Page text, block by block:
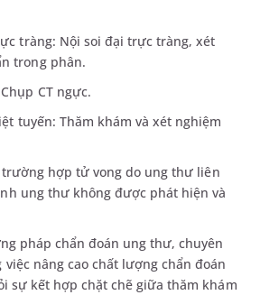
tràng: Nội soi đại trực tràng, xét
trong phân.
CT ngực.
tuyến: Thăm khám và xét nghiệm
hợp tử vong do ung thư liên
ung thư không được phát hiện và
pháp chẩn đoán ung thư, chuyên
nâng cao chất lượng chẩn đoán
sự kết hợp chặt chẽ giữa thăm khám